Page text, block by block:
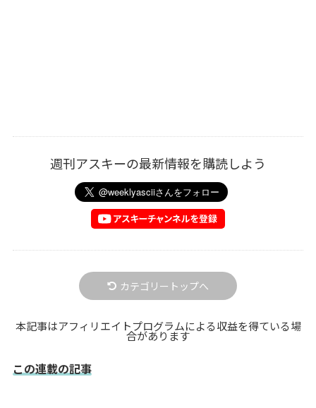
週刊アスキーの最新情報を購読しよう
カテゴリートップへ
本記事はアフィリエイトプログラムによる収益を得ている場
合があります
この連載の記事